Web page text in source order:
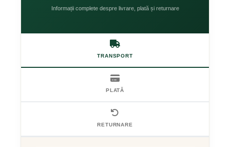
Informații complete despre livrare, plată și returnare
TRANSPORT
PLATĂ
RETURNARE